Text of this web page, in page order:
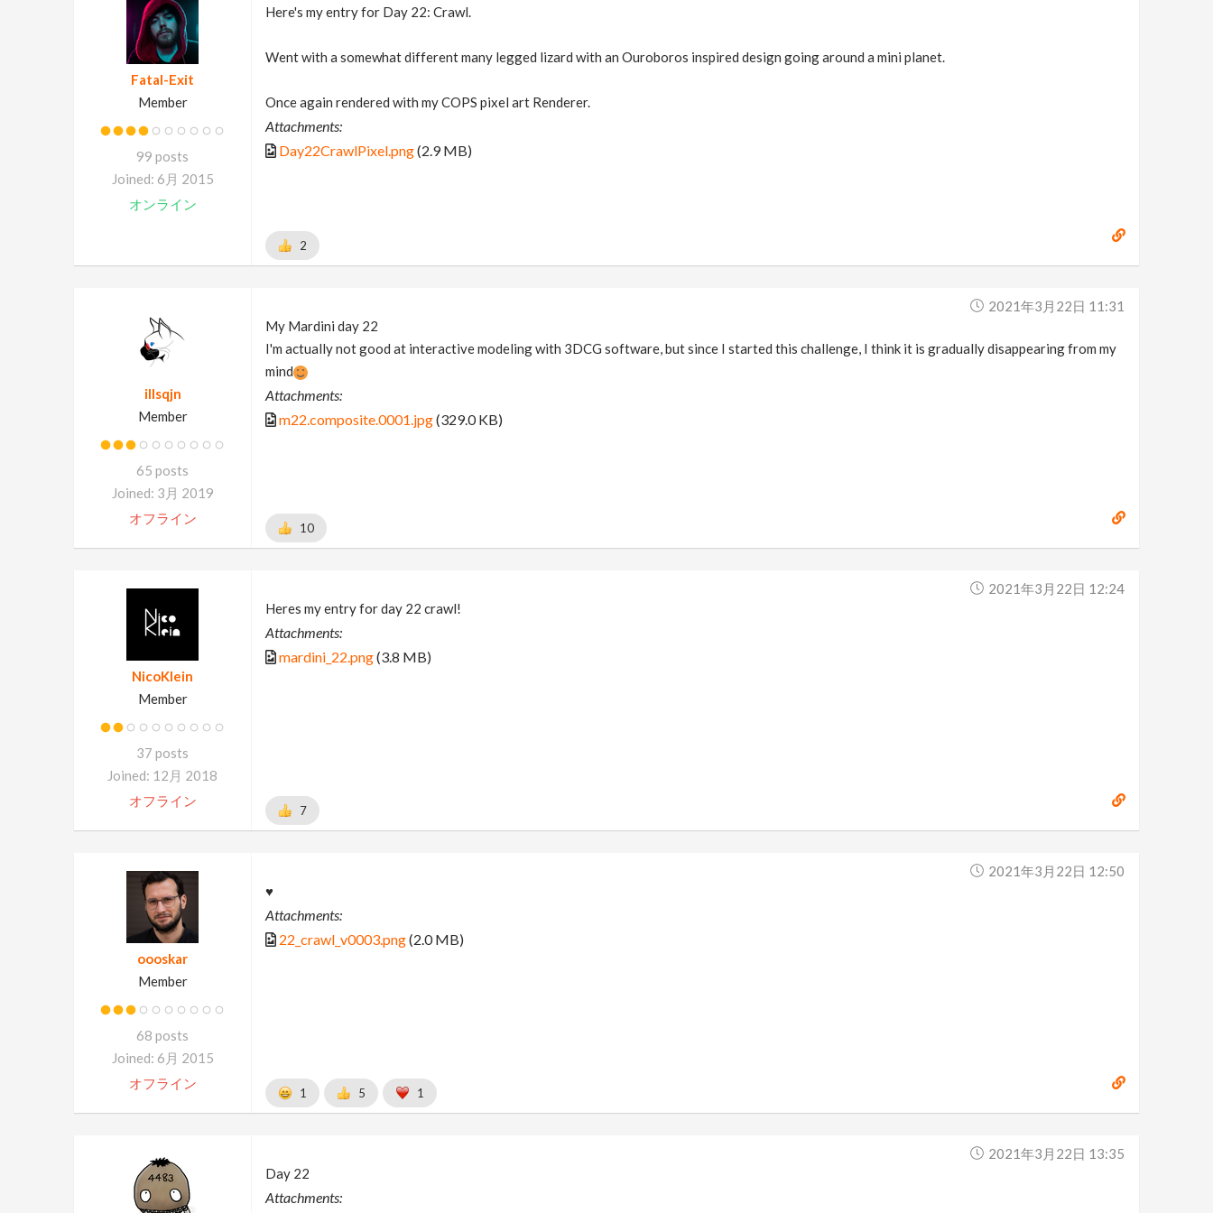
Fatal-Exit
Member
99 posts
Joined: 6月 2015
オンライン
Here's my entry for Day 22: Crawl.
Went with a somewhat different many legged lizard with an Ouroboros inspired design going around a mini planet.
Once again rendered with my COPS pixel art Renderer.
Attachments:
Day22CrawlPixel.png(2.9 MB)
2
illsqjn
Member
65 posts
Joined: 3月 2019
オフライン
2021年3月22日 11:31
My Mardini day 22
I'm actually not good at interactive modeling with 3DCG software, but since I started this challenge, I think it is gradually disappearing from my
mind
Attachments:
m22.composite.0001.jpg(329.0 KB)
10
NicoKlein
Member
37 posts
Joined: 12月 2018
オフライン
2021年3月22日 12:24
Heres my entry for day 22 crawl!
Attachments:
mardini_22.png(3.8 MB)
7
oooskar
Member
68 posts
Joined: 6月 2015
オフライン
2021年3月22日 12:50
♥
Attachments:
22_crawl_v0003.png(2.0 MB)
1 5 1
2021年3月22日 13:35
Day 22
Attachments: